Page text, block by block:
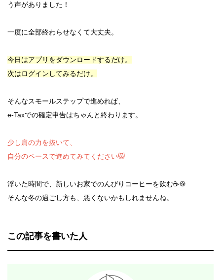
う声がありました！
一度に全部終わらせなくて大丈夫。
今日はアプリをダウンロードするだけ。
次はログインしてみるだけ。
そんなスモールステップで進めれば、
e-Taxでの確定申告はちゃんと終わります。
少し肩の力を抜いて、
自分のペースで進めてみてください😸
浮いた時間で、新しいお家でのんびりコーヒーを飲む☕🍪
そんな冬の過ごし方も、悪くないかもしれませんね。
この記事を書いた人